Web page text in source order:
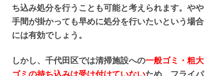
ち込み処分を行うことも可能と考えられます。やや
手間が掛かっても早めに処分を行いたいという場合
には有効でしょう。
しかし、千代田区では清掃施設への一般ゴミ・粗大